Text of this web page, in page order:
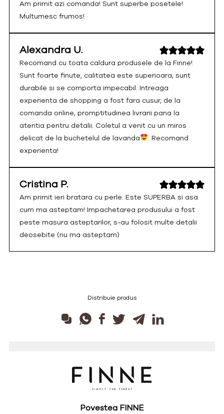
Am primit azi comanda! Sunt superbe posetele!
Multumesc frumos!
Alexandra U.
Recomand cu toata caldura produsele de la Finne!
Sunt foarte finute, calitatea este superioara, sunt
durabile si se comporta impecabil. Intreaga
experienta de shopping a fost fara cusur, de la
comanda online, promptitudinea livrarii pana la
atentia pentru detalii. Coletul a venit cu un miros
delicat de la buchetelul de lavanda
. Recomand
experienta!
Cristina P.
Am primit ieri bratara cu perle. Este SUPERBA si asa
cum ma asteptam! Impachetarea produsului a fost
peste masura asteptarilor, s-au folosit multe detalii
deosebite (nu ma asteptam)
Distribuie produs
Povestea FINNE